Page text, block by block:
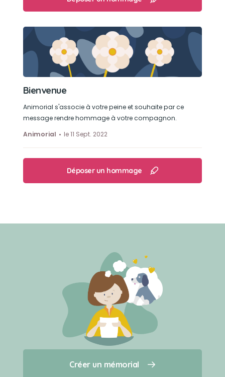
Créer un mémorial
Qui sommes-nous ?
Sa petite balle de football
Son loisir préféré
Se promener dans les forêts 🌳
Bienvenue
Animorial s'associe à votre peine et souhaite par ce
message rendre hommage à votre compagnon.
Animorial
le 11 Sept. 2022
Déposer un hommage
Créer un mémorial